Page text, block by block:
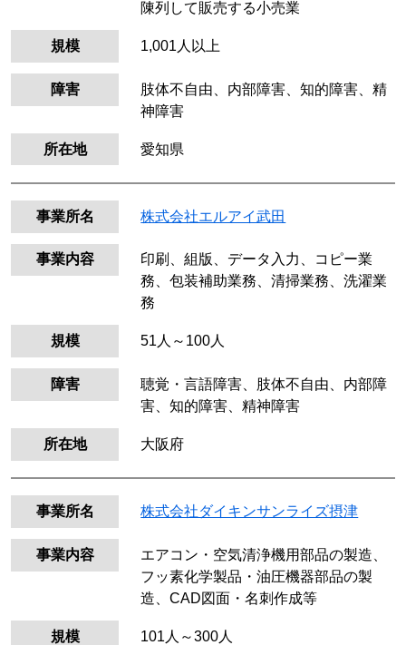
陳列して販売する小売業
規模 1,001人以上
障害
肢体不自由、内部障害、知的障害、精
神障害
所在地 愛知県
事業所名 株式会社エルアイ武田
事業内容
印刷、組版、データ入力、コピー業
務、包装補助業務、清掃業務、洗濯業
務
規模 51人～100人
障害
聴覚・言語障害、肢体不自由、内部障
害、知的障害、精神障害
所在地 大阪府
事業所名 株式会社ダイキンサンライズ摂津
事業内容
エアコン・空気清浄機用部品の製造、
フッ素化学製品・油圧機器部品の製
造、CAD図面・名刺作成等
規模 101人～300人